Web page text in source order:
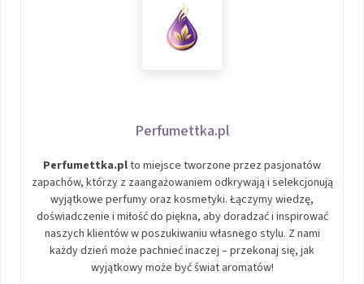
Perfumettka.pl
Perfumettka.plto miejsce tworzone przez pasjonatów
zapachów, którzy z zaangażowaniem odkrywają i selekcjonują
wyjątkowe perfumy oraz kosmetyki. Łączymy wiedzę,
doświadczenie i miłość do piękna, aby doradzać i inspirować
naszych klientów w poszukiwaniu własnego stylu. Z nami
każdy dzień może pachnieć inaczej – przekonaj się, jak
wyjątkowy może być świat aromatów!